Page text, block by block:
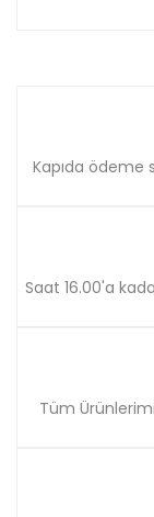
Kapıda ödeme
Saat 16.00'a
Tüm